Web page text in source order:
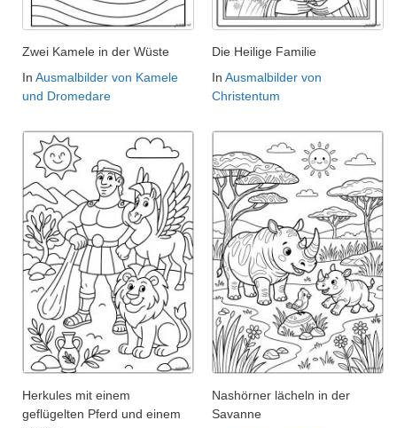
Zwei Kamele in der Wüste
In Ausmalbilder von Kamele
und Dromedare
Die Heilige Familie
In Ausmalbilder von
Christentum
Herkules mit einem
geflügelten Pferd und einem
Nashörner lächeln in der
Savanne